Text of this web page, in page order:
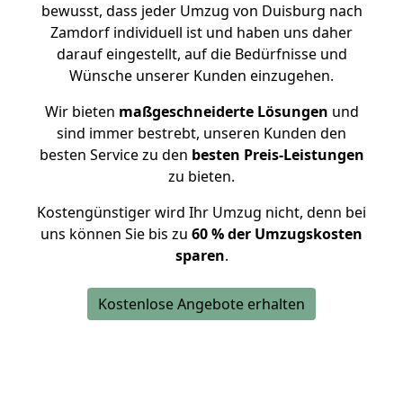
bewusst, dass jeder Umzug von Duisburg nach
Zamdorf individuell ist und haben uns daher
darauf eingestellt, auf die Bedürfnisse und
Wünsche unserer Kunden einzugehen.
Wir bieten maßgeschneiderte Lösungen und
sind immer bestrebt, unseren Kunden den
besten Service zu den besten Preis-Leistungen
zu bieten.
Kostengünstiger wird Ihr Umzug nicht, denn bei
uns können Sie bis zu 60 % der Umzugskosten
sparen.
Kostenlose Angebote erhalten